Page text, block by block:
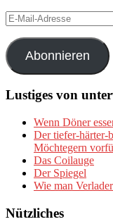
E-
Mail-
Adresse
Abonnieren
Lustiges von
Wenn Döner
Der tiefer-härter-
Möchtegern
Das Coilauge
Der Spiegel
Wie man
Nützliches